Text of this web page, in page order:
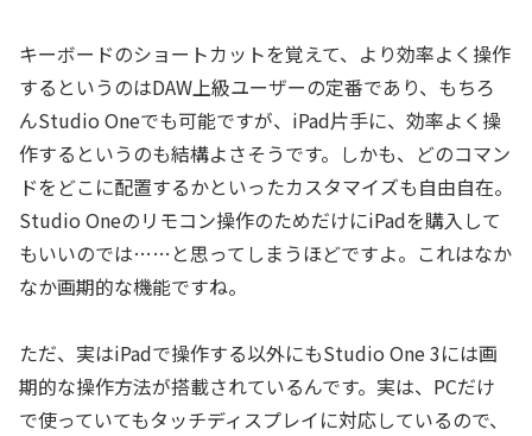
キーボードのショートカットを覚えて、より効率よく操作
するというのはDAW上級ユーザーの定番であり、もちろ
んStudio Oneでも可能ですが、iPad片手に、効率よく操
作するというのも結構よさそうです。しかも、どのコマン
ドをどこに配置するかといったカスタマイズも自由自在。
Studio Oneのリモコン操作のためだけにiPadを購入して
もいいのでは……と思ってしまうほどですよ。これはなか
なか画期的な機能ですね。
ただ、実はiPadで操作する以外にもStudio One 3には画
期的な操作方法が搭載されているんです。実は、PCだけ
で使っていてもタッチディスプレイに対応しているので、